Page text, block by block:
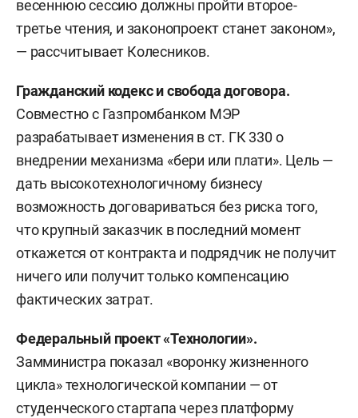
весеннюю сессию должны пройти второе-
третье чтения, и законопроект станет законом»,
— рассчитывает Колесников.
Гражданский кодекс и свобода договора.
Совместно с Газпромбанком МЭР
разрабатывает изменения в ст. ГК 330 о
внедрении механизма «бери или плати». Цель —
дать высокотехнологичному бизнесу
возможность договариваться без риска того,
что крупный заказчик в последний момент
откажется от контракта и подрядчик не получит
ничего или получит только компенсацию
фактических затрат.
Федеральный проект «Технологии».
Замминистра показал «воронку жизненного
цикла» технологической компании — от
студенческого стартапа через платформу